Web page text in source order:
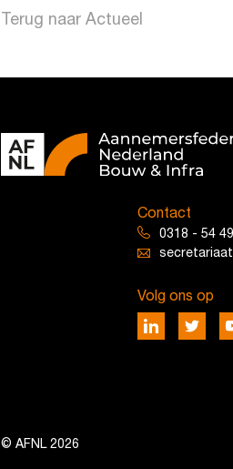
Terug naar Actueel
Contact
0318 - 54
Volg ons op
© AFNL 2026